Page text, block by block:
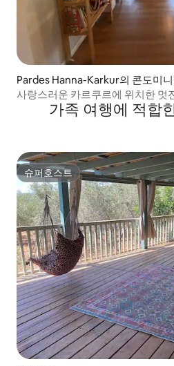
Pardes Hanna-Karkur의 콘도미
사랑스러운 카르쿠르에 위치한 멋
가족 여행에 적합
슈퍼호스트
슈퍼호스트